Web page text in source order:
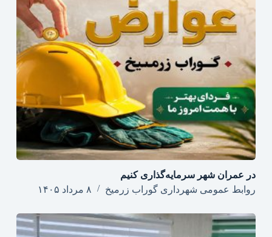
در عمران شهر سرمایه‌گذاری کنیم
روابط عمومی شهرداری گوراب زرمیخ
۸ مرداد ۱۴۰۵